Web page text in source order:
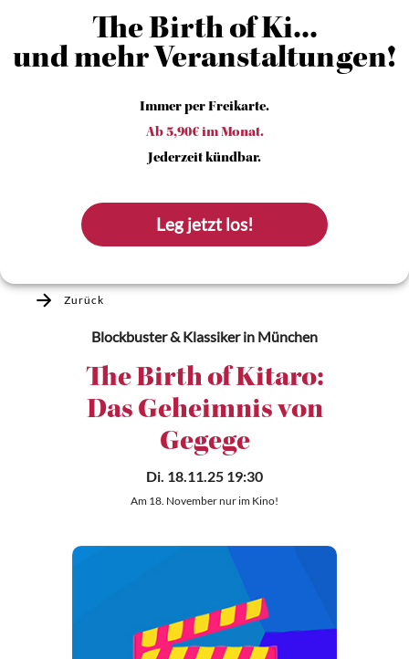
The Birth of Ki...
und mehr Veranstaltungen!
Immer per Freikarte.
Ab 5,90€ im Monat.
Jederzeit kündbar.
Leg jetzt los!
Zurück
Blockbuster & Klassikerin München
The Birth of Kitaro:
Das Geheimnis von
Gegege
Di. 18.11.25 19:30
Am 18. November nur im Kino!